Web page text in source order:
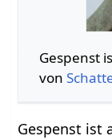
von
Gespenst ist